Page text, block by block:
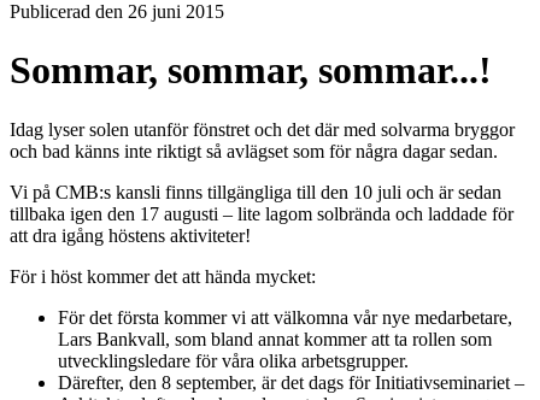
Publicerad den 26 juni 2015
Sommar, sommar, sommar...!
Idag lyser solen utanför fönstret och det där med solvarma bryggor
och bad känns inte riktigt så avlägset som för några dagar sedan.
Vi på CMB:s kansli finns tillgängliga till den 10 juli och är sedan
tillbaka igen den 17 augusti – lite lagom solbrända och laddade för
att dra igång höstens aktiviteter!
För i höst kommer det att hända mycket:
För det första kommer vi att välkomna vår nye medarbetare,
Lars Bankvall, som bland annat kommer att ta rollen som
utvecklingsledare för våra olika arbetsgrupper.
Därefter, den 8 september, är det dags för Initiativseminariet –